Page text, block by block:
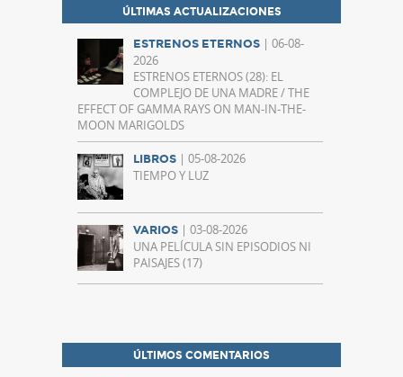
ÚLTIMAS ACTUALIZACIONES
ESTRENOS ETERNOS | 06-08-
2026
ESTRENOS ETERNOS (28): EL
COMPLEJO DE UNA MADRE / THE
EFFECT OF GAMMA RAYS ON MAN-IN-THE-
MOON MARIGOLDS
LIBROS | 05-08-2026
TIEMPO Y LUZ
VARIOS | 03-08-2026
UNA PELÍCULA SIN EPISODIOS NI
PAISAJES (17)
ÚLTIMOS COMENTARIOS